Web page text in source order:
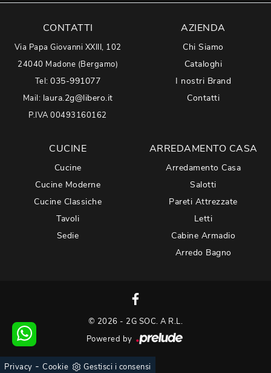
CONTATTI
Via Papa Giovanni XXIII, 102
24040 Madone (Bergamo)
Tel:035-991077
Mail: laura.2g@libero.it
P.IVA 00493160162
AZIENDA
Chi Siamo
Cataloghi
I nostri Brand
Contatti
CUCINE
Cucine
Cucine Moderne
Cucine Classiche
Tavoli
Sedie
ARREDAMENTO CASA
Arredamento Casa
Salotti
Pareti Attrezzate
Letti
Cabine Armadio
Arredo Bagno
© 2026 - 2G SOC. A R.L.
Powered by
Privacy - Cookie Gestisci i consensi